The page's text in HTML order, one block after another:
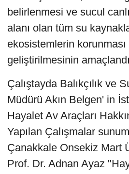
belirlenmesi ve sucul
alanı olan tüm su
ekosistemlerin korunması
geliştirilmesinin
Çalıştayda Balıkçılık ve
Müdürü Akın Belgen' in
Hayalet Av Araçları
Yapılan Çalışmalar
Çanakkale Onsekiz Mart
Prof. Dr. Adnan Ayaz